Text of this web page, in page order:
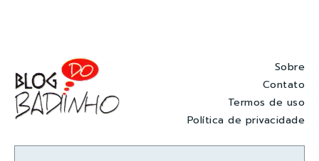
Sobre
Contato
Termos de uso
Política de privacidade